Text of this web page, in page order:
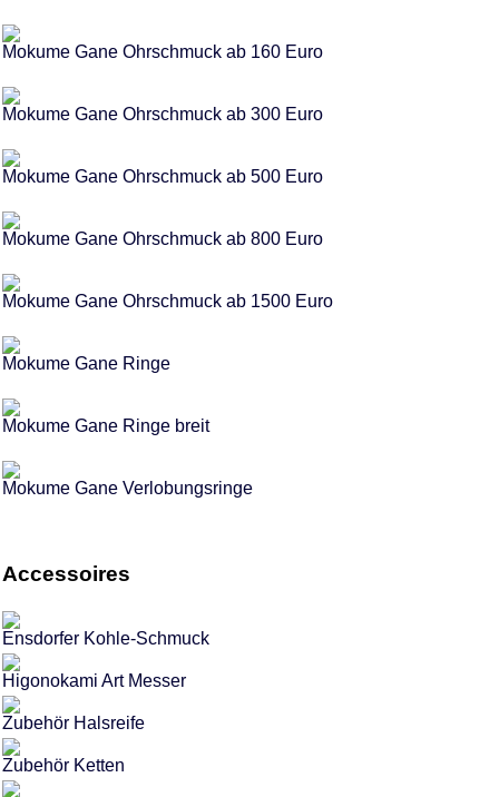
Mokume Gane Ohrschmuck ab 160 Euro
Mokume Gane Ohrschmuck ab 300 Euro
Mokume Gane Ohrschmuck ab 500 Euro
Mokume Gane Ohrschmuck ab 800 Euro
Mokume Gane Ohrschmuck ab 1500 Euro
Mokume Gane Ringe
Mokume Gane Ringe breit
Mokume Gane Verlobungsringe
Accessoires
Ensdorfer Kohle-Schmuck
Higonokami Art Messer
Zubehör Halsreife
Zubehör Ketten